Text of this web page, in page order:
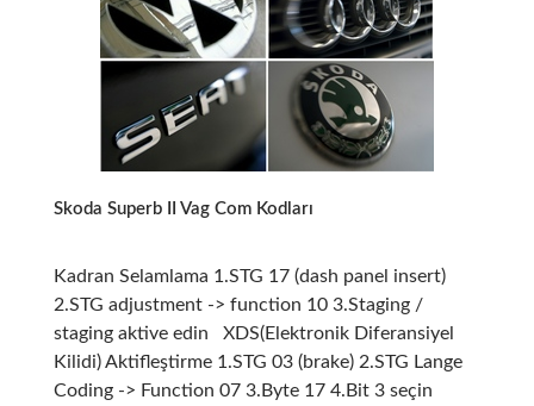
Skoda Superb II Vag Com Kodları
Kadran Selamlama 1.STG 17 (dash panel insert)
2.STG adjustment -> function 10 3.Staging /
staging aktive edin XDS(Elektronik Diferansiyel
Kilidi) Aktifleştirme 1.STG 03 (brake) 2.STG Lange
Coding -> Function 07 3.Byte 17 4.Bit 3 seçin